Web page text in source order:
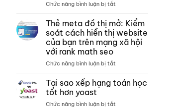
dung
môn
toán
crocoblock
không?
Chức năng bình luận bị tắt
kiếm
trang
web
của
kiếm
một
Thẻ meta đồ thị mở: Kiểm
soát cách hiển thị website
của bạn trên mạng xã hội
với rank math seo
Chức năng bình luận bị tắt
meta
Tại sao xếp hạng toán học
tốt hơn yoast
Chức năng bình luận bị tắt